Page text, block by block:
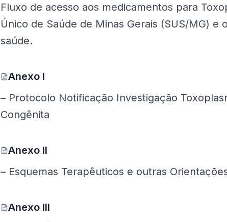
Fluxo de acesso aos medicamentos para
Único de Saúde de Minas Gerais (SUS/MG) e
saúde.
Anexo I
(Google Drive, abre em nova aba)
– Protocolo Notificação Investigação
Congênita
Anexo II
(Google Drive, abre em nova aba)
– Esquemas Terapêuticos e outras
Anexo III
(Google Drive, abre em nova aba)